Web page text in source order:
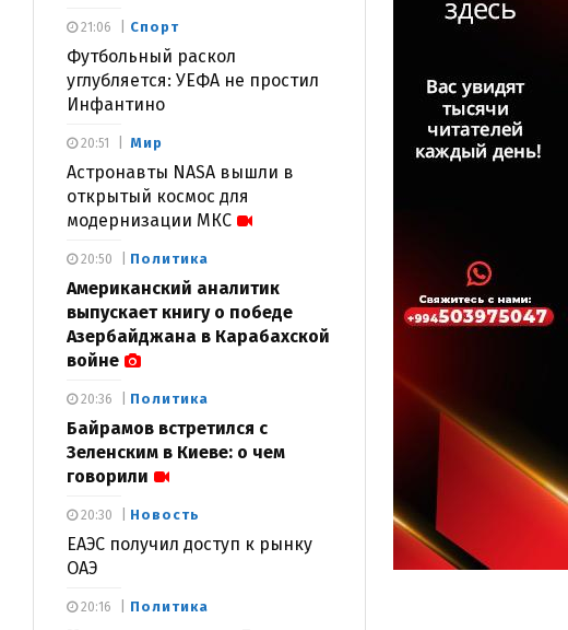
Спорт
Футбольный раскол
углубляется: УЕФА не простил
Инфантино
21:06
Мир
Астронавты NASA вышли в
открытый космос для
модернизации МКС
20:51
Политика
Американский аналитик
выпускает книгу о победе
Азербайджана в Карабахской
войне
20:50
Политика
Байрамов встретился с
Зеленским в Киеве: о чем
говорили
20:36
Новость
ЕАЭС получил доступ к рынку
ОАЭ
20:30
Политика
20:16